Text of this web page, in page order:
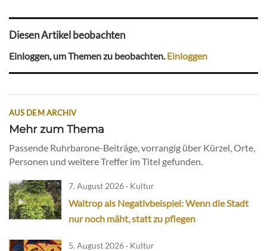
Diesen Artikel beobachten
Einloggen, um Themen zu beobachten.Einloggen
AUS DEM ARCHIV
Mehr zum Thema
Passende Ruhrbarone-Beiträge, vorrangig über Kürzel, Orte,
Personen und weitere Treffer im Titel gefunden.
7. August 2026 · Kultur
Waltrop als Negativbeispiel: Wenn die Stadt
nur noch mäht, statt zu pflegen
5. August 2026 · Kultur